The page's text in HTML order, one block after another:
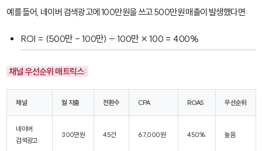
예를 들어, 네이버 검색광고에 100만원을 쓰고 500만원 매출이 발생했다면:
ROI = (500만 - 100만) ÷ 100만 × 100 = 400%
채널 우선순위 매트릭스:
채널 월 지출 전환수 CPA ROAS 우선순위
네이버
검색광고
300만원 45건 67,000원 450% 높음